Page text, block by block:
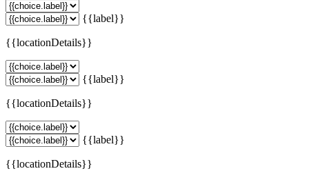
{{label}}
{{locationDetails}}
{{label}}
{{locationDetails}}
{{label}}
{{locationDetails}}